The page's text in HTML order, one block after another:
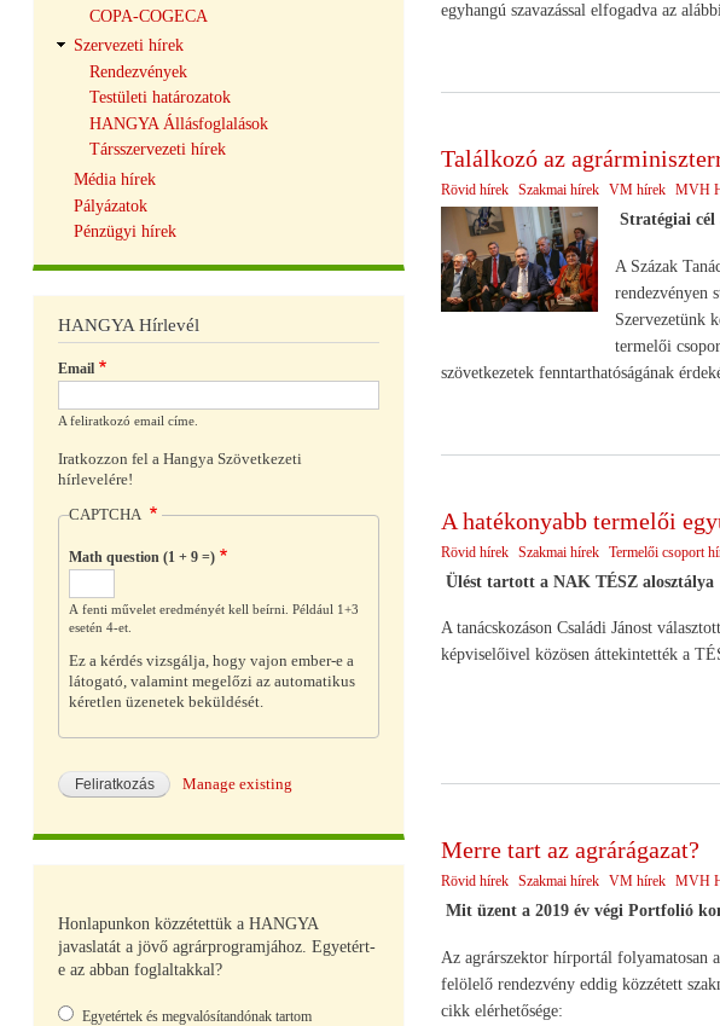
egyhangú szavazással elfogadva az
Találkozó az
Rövid hírek Szakmai hírek VM hírek MVH
Stratégiai cél
A Százak
rendezvényen
Szervezetünk
termelői
szövetkezetek fenntarthatóságának
A hatékonyabb termelői
Rövid hírek Szakmai hírek Termelői csoport
Ülést tartott a NAK TÉSZ alosztálya
A tanácskozáson Családi Jánost
képviselőivel közösen áttekintették a
Merre tart az agrárágazat?
Rövid hírek Szakmai hírek VM hírek MVH
Mit üzent a 2019 év végi Portfolió
Az agrárszektor hírportál folyamatosan
felölelő rendezvény eddig közzétett
cikk elérhetősége:
COPA-COGECA
Szervezeti hírek
Rendezvények
Testületi határozatok
HANGYA Állásfoglalások
Társszervezeti hírek
Média hírek
Pályázatok
Pénzügyi hírek
HANGYA Hírlevél
Email
A feliratkozó email címe.
Iratkozzon fel a Hangya Szövetkezeti
hírlevelére!
CAPTCHA
Math question (1 + 9 =)
A fenti művelet eredményét kell beírni. Például 1+3
esetén 4-et.
Ez a kérdés vizsgálja, hogy vajon ember-e a
látogató, valamint megelőzi az automatikus
kéretlen üzenetek beküldését.
Manage existing
Honlapunkon közzétettük a HANGYA
javaslatát a jövő agrárprogramjához. Egyetért-
e az abban foglaltakkal?
Választások
Egyetértek és megvalósítandónak tartom